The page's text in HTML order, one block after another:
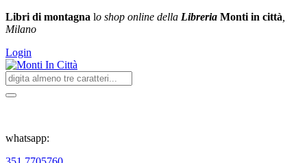
Libri di montagna lo shop online della Libreria Monti in città
Milano
Login
whatsapp: